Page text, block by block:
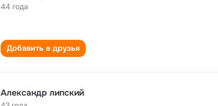
44 года
Добавить в друзья
Александр липский